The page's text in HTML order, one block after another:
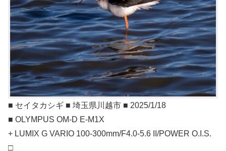
■ セイタカシギ ■ 埼玉県川越市 ■ 2025/1/18
■ OLYMPUS OM-D E-M1X
+ LUMIX G VARIO 100-300mm/F4.0-5.6 II/POWER O.I.S.
□